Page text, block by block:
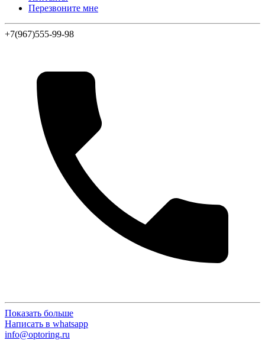
Перезвоните мне
+7(967)555-99-98
Показать больше
Написать в whatsapp
info@optoring.ru